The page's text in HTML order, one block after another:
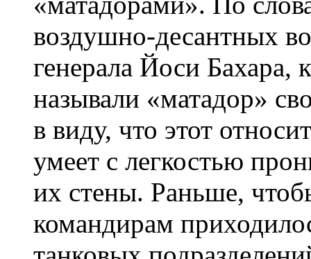
воздушно-десантных
генерала Йоси Бахара,
называли «матадор»
в виду, что этот
умеет с легкостью
их стены. Раньше,
командирам